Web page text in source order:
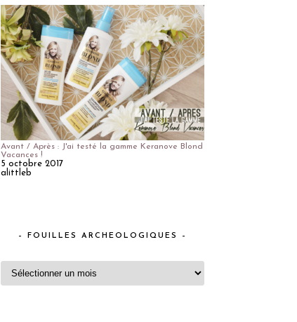
Avant / Après : J'ai testé la gamme Keranove Blond
Vacances !
5 octobre 2017
alittleb
– FOUILLES ARCHEOLOGIQUES –